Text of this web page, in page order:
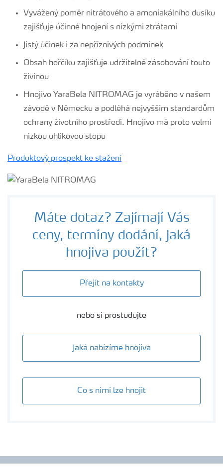
Vyvážený poměr nitrátového a amoniakálního dusíku
zajišťuje účinné hnojení s nízkými ztrátami
Jistý účinek i za nepříznivých podmínek
Obsah hořčíku zajišťuje udržitelné zásobování touto
živinou
Hnojivo YaraBela NITROMAG je vyráběno v našem
závodě v Německu a podléhá nejvyšším standardům
ochrany životního prostředí. Hnojivo má proto velmi
nízkou uhlíkovou stopu
Produktový prospekt ke stažení
Máte dotaz? Zajímají Vás
ceny, termíny dodání, jaká
hnojiva použít?
Přejít na kontakty
nebo si prostudujte
Jaká nabízíme hnojiva
Co s nimi lze hnojit